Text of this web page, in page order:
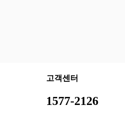
고객센터
1577-2126